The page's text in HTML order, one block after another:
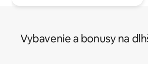
Vybavenie a bonusy na